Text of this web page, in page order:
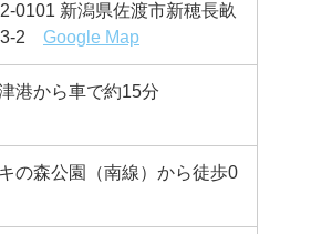
0101 新潟県佐渡市新穂長畝
2 Google Map
港から車で約15分
キの森公園（南線）から徒歩0